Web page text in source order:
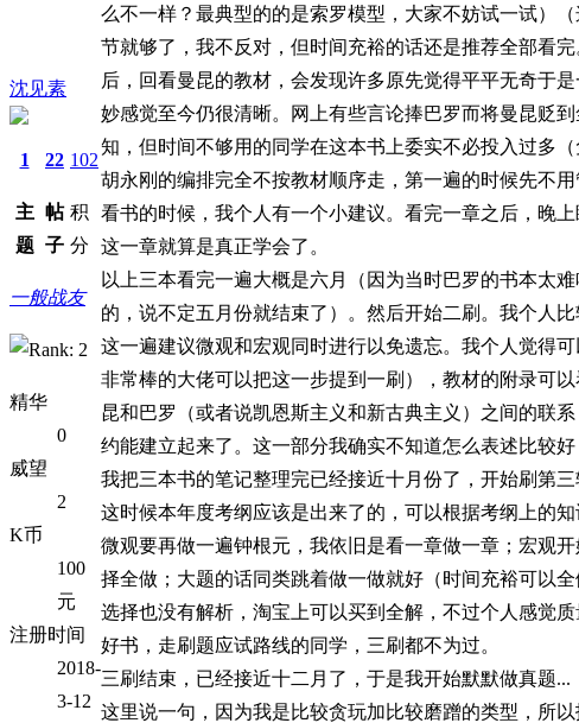
沈见素
1
主
题
22
帖
子
102
积
分
一般战友
精华
0
威望
2
K币
100
元
注册时间
2018-
3-12
么不一样？最典型的的是索罗模型，大家不妨试一试）
节就够了，我不反对，但时间充裕的话还是推荐全部看
后，回看曼昆的教材，会发现许多原先觉得平平无奇于
妙感觉至今仍很清晰。网上有些言论捧巴罗而将曼昆贬
知，但时间不够用的同学在这本书上委实不必投入过多（
胡永刚的编排完全不按教材顺序走，第一遍的时候先不用
看书的时候，我个人有一个小建议。看完一章之后，晚
这一章就算是真正学会了。
以上三本看完一遍大概是六月（因为当时巴罗的书本太
的，说不定五月份就结束了）。然后开始二刷。我个人
这一遍建议微观和宏观同时进行以免遗忘。我个人觉得
非常棒的大佬可以把这一步提到一刷），教材的附录可
昆和巴罗（或者说凯恩斯主义和新古典主义）之间的联
约能建立起来了。这一部分我确实不知道怎么表述比较
我把三本书的笔记整理完已经接近十月份了，开始刷第
这时候本年度考纲应该是出来了的，可以根据考纲上的
微观要再做一遍钟根元，我依旧是看一章做一章；宏观
择全做；大题的话同类跳着做一做就好（时间充裕可以
选择也没有解析，淘宝上可以买到全解，不过个人感觉
好书，走刷题应试路线的同学，三刷都不为过。
三刷结束，已经接近十二月了，于是我开始默默做真题...
这里说一句，因为我是比较贪玩加比较磨蹭的类型，所